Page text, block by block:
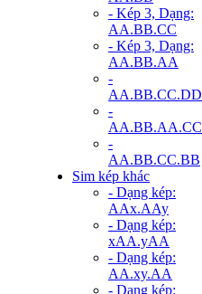
- Kép 3, Dạng:
AA.BB.CC
- Kép 3, Dạng:
AA.BB.AA
-
AA.BB.CC.DD
-
AA.BB.AA.CC
-
AA.BB.CC.BB
Sim kép khác
- Dạng kép:
AAx.AAy
- Dạng kép:
xAA.yAA
- Dạng kép:
AA.xy.AA
- Dạng kép: